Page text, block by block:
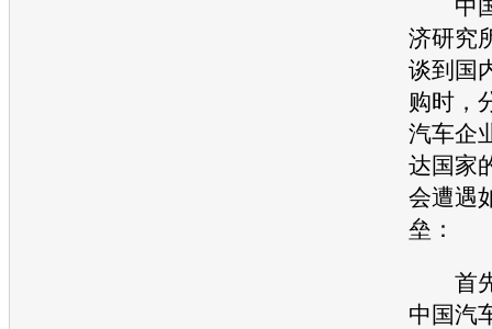
中国
济研究
谈到国
购时，
汽车企
达国家
会遭遇
垒：
首先
中国汽